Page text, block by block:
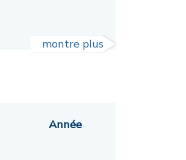
montre plus
Année